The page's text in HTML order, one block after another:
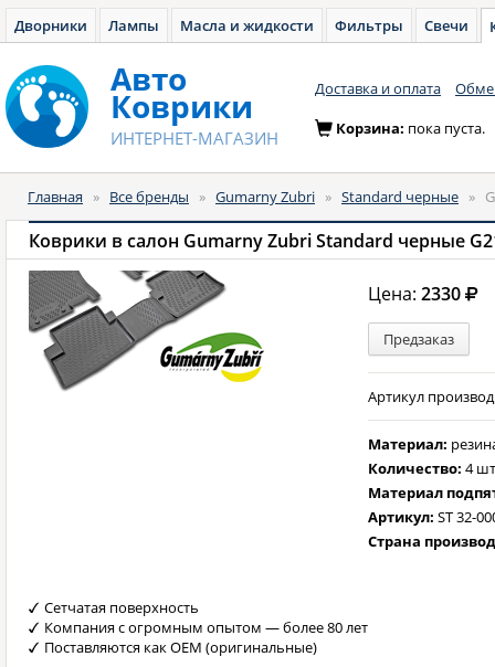
Дворники Лампы Масла и жидкости Фильтры Свечи
Авто
Коврики
ИНТЕРНЕТ-МАГАЗИН
Доставка и оплата
Корзина: пока пуста.
Главная » Все бренды » Gumarny Zubri » Standard черные »
Коврики в салон Gumarny Zubri Standard черные
Цена:2330
Предзаказ
Артикул
Материал:
Количество:4
Материал
Артикул:ST 32-
Страна
Сетчатая поверхность
Компания с огромным опытом — более 80 лет
Поставляются как OEM (оригинальные)